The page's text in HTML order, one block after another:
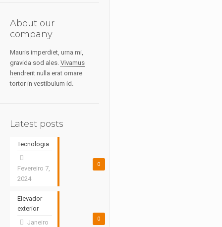
About our
company
Mauris imperdiet, urna mi,
gravida sod ales. Vivamus
hendrerit nulla erat ornare
tortor in vestibulum id.
Latest posts
0
Tecnologia
Fevereiro 7,
2024
0
Elevador
exterior
Janeiro